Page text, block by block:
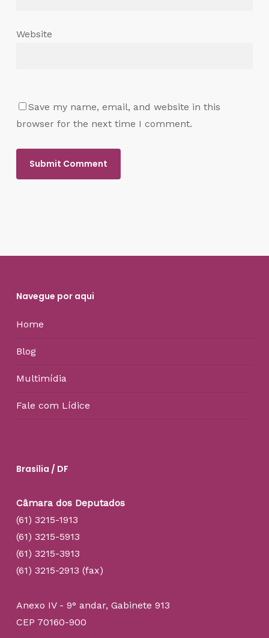
Website
Save my name, email, and website in this
browser for the next time I comment.
Navegue por aqui
Home
Blog
Multimídia
Fale com Lídice
Brasília / DF
Câmara dos Deputados
(61) 3215-1913
(61) 3215-5913
(61) 3215-3913
(61) 3215-2913 (fax)
Anexo IV - 9° andar, Gabinete 913
CEP 70160-900